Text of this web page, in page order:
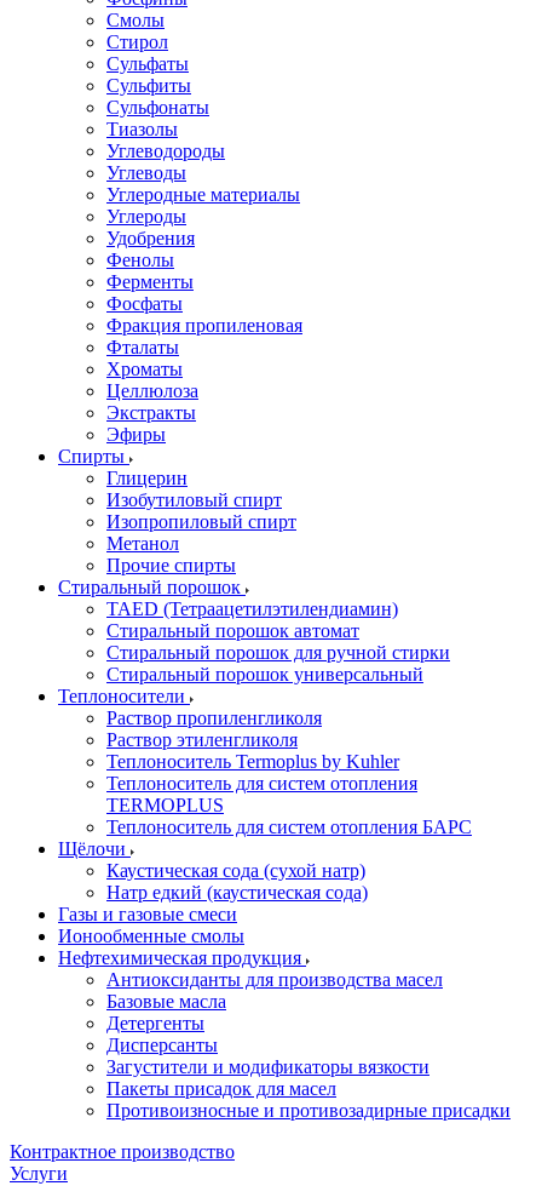
Смолы
Стирол
Сульфаты
Сульфиты
Сульфонаты
Тиазолы
Углеводороды
Углеводы
Углеродные материалы
Углероды
Удобрения
Фенолы
Ферменты
Фосфаты
Фракция пропиленовая
Фталаты
Хроматы
Целлюлоза
Экстракты
Эфиры
Спирты
Глицерин
Изобутиловый спирт
Изопропиловый спирт
Метанол
Прочие спирты
Стиральный порошок
TAED (Тетраацетилэтилендиамин)
Стиральный порошок автомат
Стиральный порошок для ручной стирки
Стиральный порошок универсальный
Теплоносители
Раствор пропиленгликоля
Раствор этиленгликоля
Теплоноситель Termoplus by Kuhler
Теплоноситель для систем отопления
TERMOPLUS
Теплоноситель для систем отопления БАРС
Щёлочи
Каустическая сода (сухой натр)
Натр едкий (каустическая сода)
Газы и газовые смеси
Ионообменные смолы
Нефтехимическая продукция
Антиоксиданты для производства масел
Базовые масла
Детергенты
Дисперсанты
Загустители и модификаторы вязкости
Пакеты присадок для масел
Противоизносные и противозадирные присадки
Контрактное производство
Услуги